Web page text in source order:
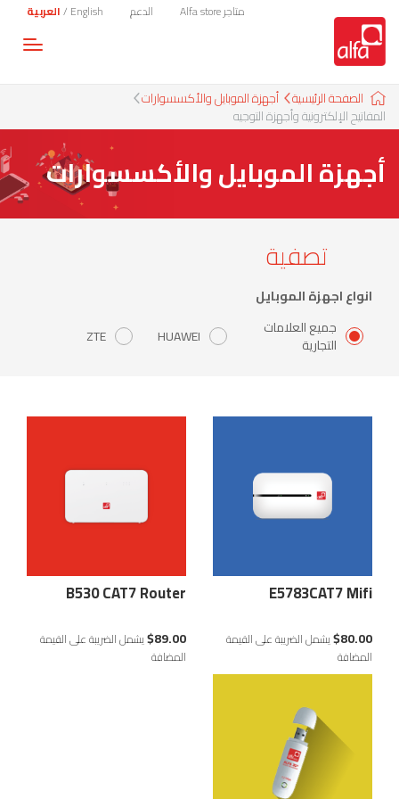
English
/العربية الدعم متاجر Alfa store
الصفحة الرئيسية أجهزة الموبايل والأكسسوارات
المفاتيح الإلكترونية وأجهزة التوجيه
أجهزة الموبايل والأكسسوارات
تصفية
انواع اجهزة الموبايل
جميع العلامات
التجارية HUAWEI
ZTE
للمزيد من المعلومات
E5783CAT7 Mifi
$80.00يشمل الضريبة على القيمة
المضافة
للمزيد من المعلومات
B530 CAT7 Router
$89.00يشمل الضريبة على القيمة
المضافة
للمزيد من المعلومات